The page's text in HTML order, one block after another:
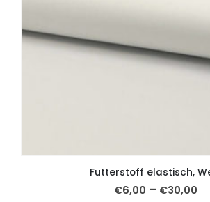
Futterstoff elastisch,
€6,00 – €30,00